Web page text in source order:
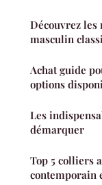
Découvrez
masculin
Achat guide
options
Les
démarquer
Top 5 colliers
contemporain